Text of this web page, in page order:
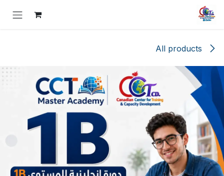
تخطي للذهاب إلى المحتوى
All products